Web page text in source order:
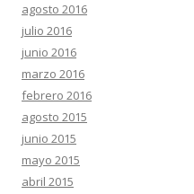
agosto 2016
julio 2016
junio 2016
marzo 2016
febrero 2016
agosto 2015
junio 2015
mayo 2015
abril 2015